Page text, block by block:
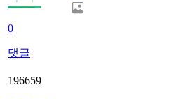
0
댓글
196659